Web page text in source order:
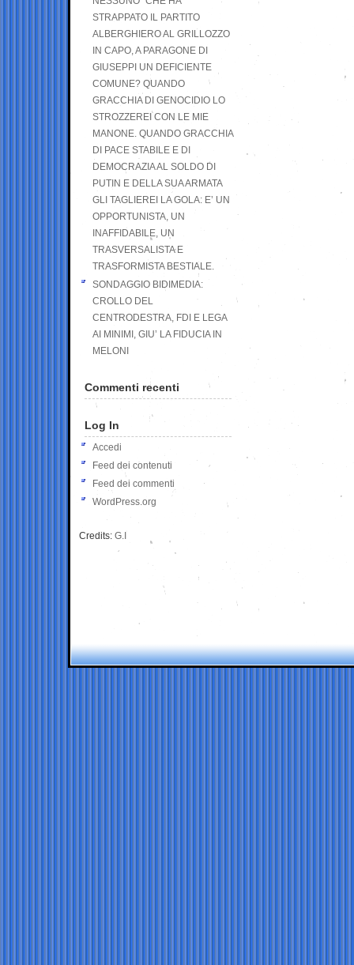
STRAPPATO IL PARTITO
ALBERGHIERO AL GRILLOZZO
IN CAPO, A PARAGONE DI
GIUSEPPI UN DEFICIENTE
COMUNE? QUANDO
GRACCHIA DI GENOCIDIO LO
STROZZEREI CON LE MIE
MANONE. QUANDO GRACCHIA
DI PACE STABILE E DI
DEMOCRAZIA AL SOLDO DI
PUTIN E DELLA SUA ARMATA
GLI TAGLIEREI LA GOLA: E’ UN
OPPORTUNISTA, UN
INAFFIDABILE, UN
TRASVERSALISTA E
TRASFORMISTA BESTIALE.
SONDAGGIO BIDIMEDIA:
CROLLO DEL
CENTRODESTRA, FDI E LEGA
AI MINIMI, GIU’ LA FIDUCIA IN
MELONI
Commenti recenti
Log In
Accedi
Feed dei contenuti
Feed dei commenti
WordPress.org
Credits: G.I